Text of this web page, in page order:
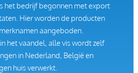
het bedrijf begonnen met export
Hier worden de producten
aangeboden.
het vaandel, alle vis wordt zelf
in Nederland, België en
huis verwerkt.